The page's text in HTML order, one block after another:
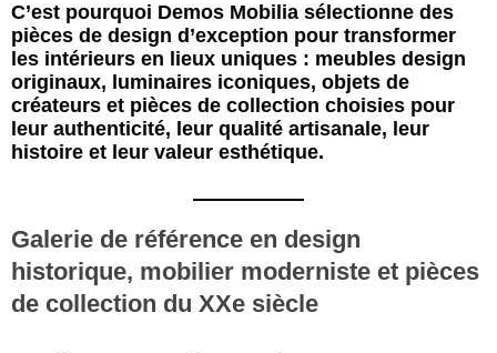
C’est pourquoi Demos Mobilia sélectionne des
pièces de design d’exception pour transformer
les intérieurs en lieux uniques : meubles design
originaux, luminaires iconiques, objets de
créateurs et pièces de collection choisies pour
leur authenticité, leur qualité artisanale, leur
histoire et leur valeur esthétique.
Galerie de référence en design
historique, mobilier moderniste et pièces
de collection du XXe siècle